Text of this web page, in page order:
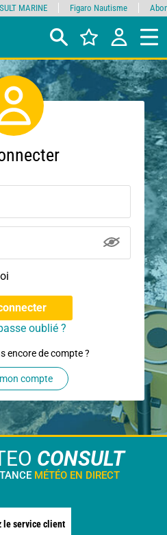
oublié ?
encore de compte ?
compte
CONSULT
MÉTÉO EN DIRECT
le service client
MARINE Figaro Nautisme